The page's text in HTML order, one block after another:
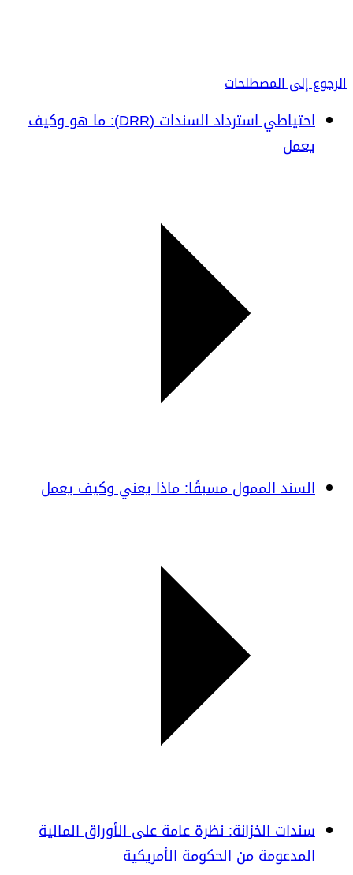
الرجوع إلى المصطلحات
احتياطي استرداد السندات (DRR): ما هو وكيف
يعمل
السند الممول مسبقًا: ماذا يعني وكيف يعمل
سندات الخزانة: نظرة عامة على الأوراق المالية
المدعومة من الحكومة الأمريكية